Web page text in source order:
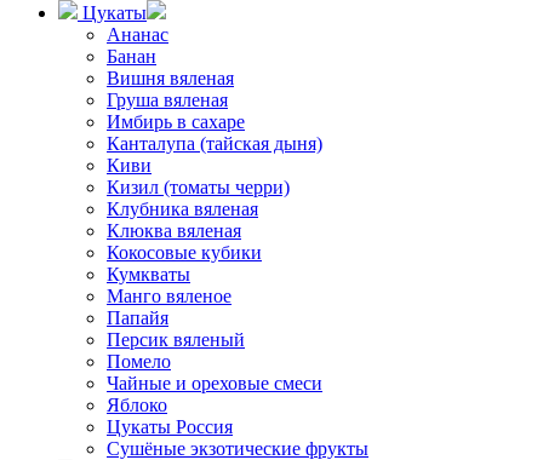
Цукаты
Ананас
Банан
Вишня вяленая
Груша вяленая
Имбирь в сахаре
Канталупа (тайская дыня)
Киви
Кизил (томаты черри)
Клубника вяленая
Клюква вяленая
Кокосовые кубики
Кумкваты
Манго вяленое
Папайя
Персик вяленый
Помело
Чайные и ореховые смеси
Яблоко
Цукаты Россия
Сушёные экзотические фрукты